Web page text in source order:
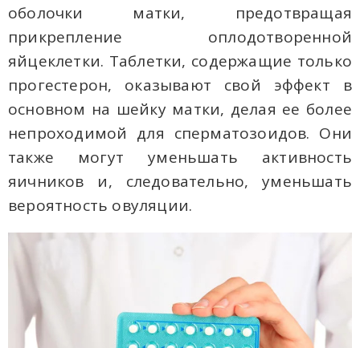
оболочки матки, предотвращая
прикрепление оплодотворенной
яйцеклетки. Таблетки, содержащие только
прогестерон, оказывают свой эффект в
основном на шейку матки, делая ее более
непроходимой для сперматозоидов. Они
также могут уменьшать активность
яичников и, следовательно, уменьшать
вероятность овуляции.